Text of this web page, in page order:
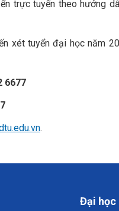
trực tuyến theo hướng
xét tuyển đại học năm
6677
.
Đại học